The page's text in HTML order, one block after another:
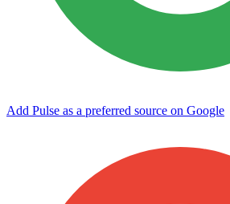
Add Pulse as a preferred source on Google